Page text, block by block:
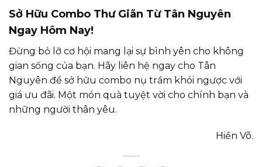
Sở Hữu Combo Thư Giãn Từ Tân Nguyên
Ngay Hôm Nay!
Đừng bỏ lỡ cơ hội mang lại sự bình yên cho không
gian sống của bạn. Hãy liên hệ ngay cho Tân
Nguyên để sở hữu combo nụ trầm khói ngược với
giá ưu đãi. Một món quà tuyệt vời cho chính bạn và
những người thân yêu.
Hiền Võ.